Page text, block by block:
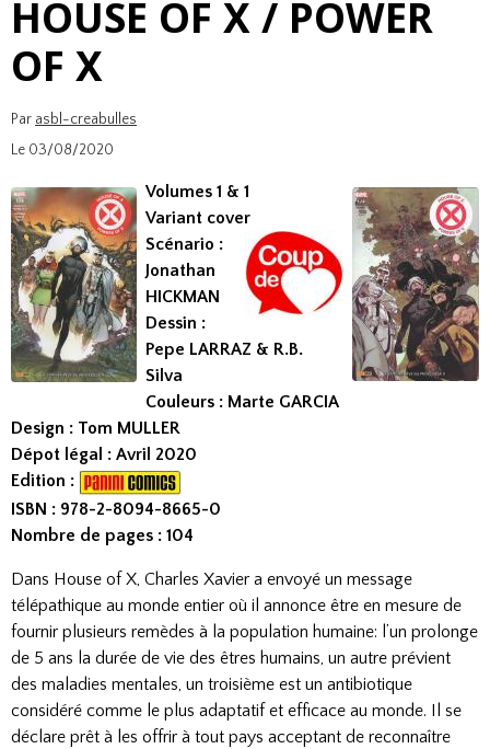
HOUSE OF X / POWER
OF X
Par asbl-creabulles
Le 03/08/2020
Volumes 1 & 1
Variant cover
Scénario :
Jonathan
HICKMAN
Dessin :
Pepe LARRAZ & R.B.
Silva
Couleurs : Marte GARCIA
Design : Tom MULLER
Dépot légal : Avril 2020
Edition :
ISBN : 978-2-8094-8665-0​
Nombre de pages : 104
Dans House of X, Charles Xavier a envoyé un message
télépathique au monde entier où il annonce être en mesure de
fournir plusieurs remèdes à la population humaine: l’un prolonge
de 5 ans la durée de vie des êtres humains, un autre prévient
des maladies mentales, un troisième est un antibiotique
considéré comme le plus adaptatif et efficace au monde. Il se
déclare prêt à les offrir à tout pays acceptant de reconnaître